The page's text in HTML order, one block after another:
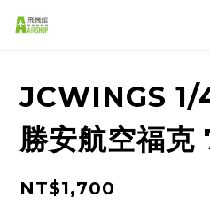
JCWINGS 1/
勝安航空福
NT$1,700